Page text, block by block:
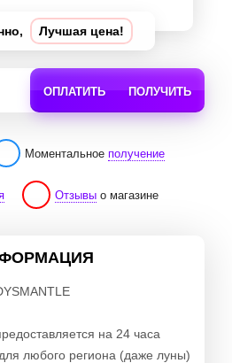
Лучшая цена!
ОПЛАТИТЬ ПОЛУЧИТЬ
Моментальное получение
Отзывыо магазине
на 24 часа
любого региона (даже луны)